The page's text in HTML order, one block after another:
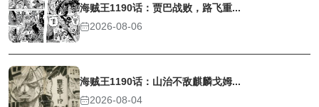
海贼王1190话：贾巴战败，路飞重...
2026-08-06
海贼王1190话：山治不敌麒麟戈姆...
2026-08-04